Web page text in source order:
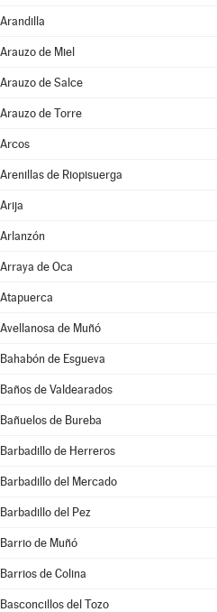
Arandilla
Arauzo de Miel
Arauzo de Salce
Arauzo de Torre
Arcos
Arenillas de Riopisuerga
Arija
Arlanzón
Arraya de Oca
Atapuerca
Avellanosa de Muñó
Bahabón de Esgueva
Baños de Valdearados
Bañuelos de Bureba
Barbadillo de Herreros
Barbadillo del Mercado
Barbadillo del Pez
Barrio de Muñó
Barrios de Colina
Basconcillos del Tozo